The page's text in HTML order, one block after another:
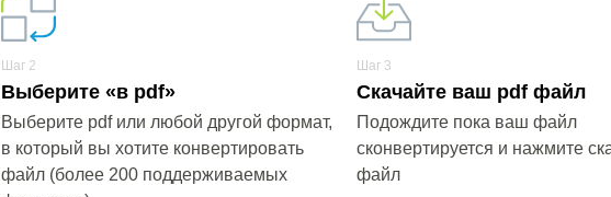
Шаг 2
Выберите «в pdf»
Выберите pdf или любой другой формат,
в который вы хотите конвертировать
файл (более 200 поддерживаемых
Шаг 3
Скачайте ваш pdf файл
Подождите пока ваш файл
сконвертируется и нажмите
файл